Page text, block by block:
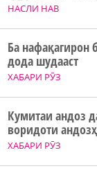
НАСЛИ НАВ
ХАБАРИ РӮЗ
Ба нафақагирон
дода шудааст
ХАБАРИ РӮЗ
Кумитаи андоз
воридоти